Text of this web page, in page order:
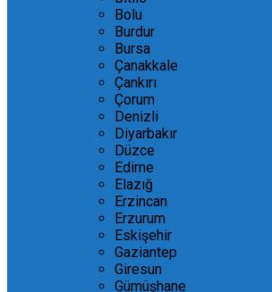
Bolu
Burdur
Bursa
Çanakkale
Çankırı
Çorum
Denizli
Diyarbakır
Düzce
Edirne
Elazığ
Erzincan
Erzurum
Eskişehir
Gaziantep
Giresun
Gümüşhane